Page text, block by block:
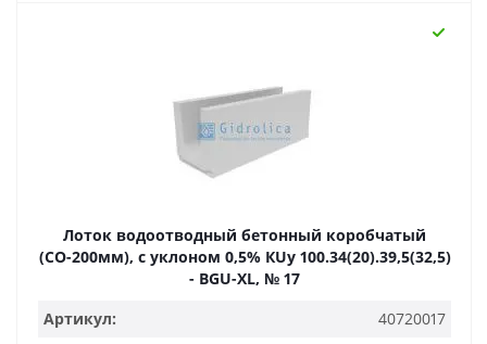
Лоток водоотводный бетонный коробчатый
(СО-200мм), с уклоном 0,5% КUу 100.34(20).39,5(32,5)
- BGU-XL, № 17
Артикул:
40720017